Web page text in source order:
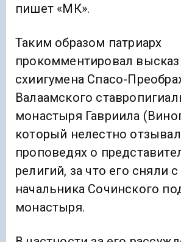
пишет «МК».
Таким образом патриарх
прокомментировал
схиигумена Спасо-
Валаамского
монастыря Гавриила
который нелестно
проповедях о
религий, за что его сняли
начальника Сочинского
монастыря.